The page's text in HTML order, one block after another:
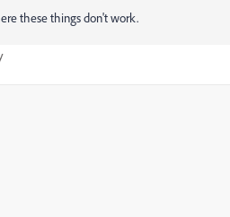
these things don't work.